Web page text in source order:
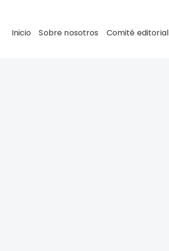
Inicio Sobre nosotros Comité editorial